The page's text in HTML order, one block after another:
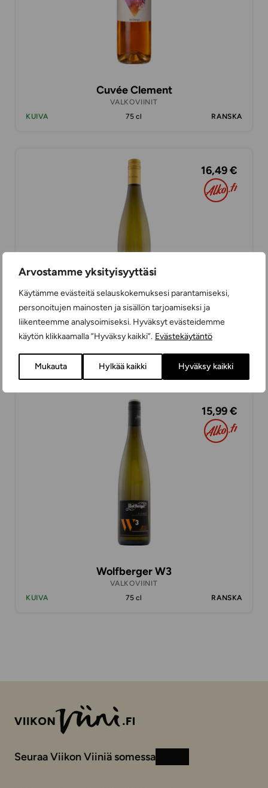
Arvostamme yksityisyyttäsi
Käytämme evästeitä selauskokemuksesi parantamiseksi,
personoitujen mainosten ja sisällön tarjoamiseksi ja
liikenteemme analysoimiseksi. Hyväksyt evästeidemme
käytön klikkaamalla ”Hyväksy kaikki”. Evästekäytäntö
Mukauta Hylkää kaikki Hyväksy kaikki
Cuvée Clement
VALKOVIINIT
KUIVA
75 cl RANSKA
16,49 €
Wolfberger Muscat
VALKOVIINIT
KUIVA
75 cl
15,99 €
Wolfberger W3
VALKOVIINIT
KUIVA
75 cl RANSKA
Seuraa Viikon Viiniä somessa